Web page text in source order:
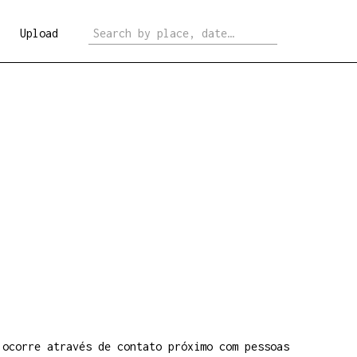
Upload
ocorre através de contato próximo com pessoas